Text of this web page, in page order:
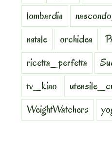
lombardia
natale
orchidea
ricetta_perfetta
tv_kino
WeightWatchers